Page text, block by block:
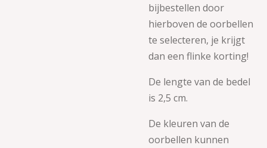
bijbestellen door
hierboven de oorbellen
te selecteren, je krijgt
dan een flinke korting!
De lengte van de bedel
is 2,5 cm.
De kleuren van de
oorbellen kunnen